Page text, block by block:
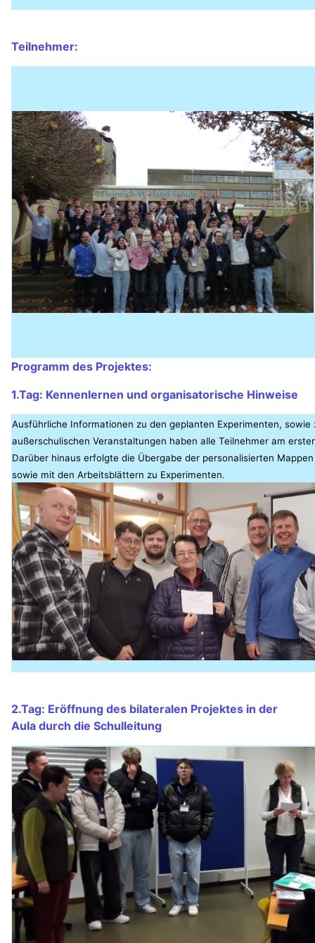
Teilnehmer:
Programm des Projektes:
1.Tag: Kennenlernen und organisatorische Hinweise
Ausführliche Informationen zu den geplanten Experimenten, sowie
außerschulischen Veranstaltungen haben alle Teilnehmer am
Darüber hinaus erfolgte die Übergabe der personalisierten
sowie mit den Arbeitsblättern zu Experimenten.
2.Tag: Eröffnung des bilateralen Projektes in der
Aula durch die Schulleitung